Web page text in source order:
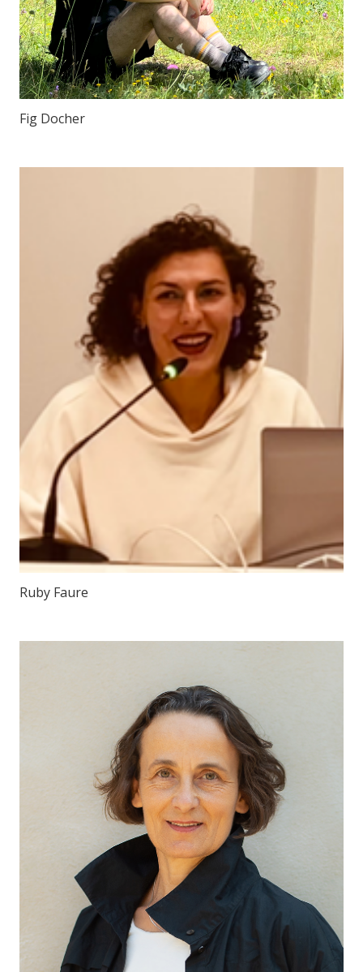
Fig Docher
Ruby Faure